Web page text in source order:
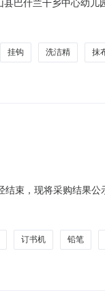
得力SH100记号笔/粗
挂钩 洗洁精 抹
束，现将采购结果
价起止时间:-二、采
订书机 铅笔